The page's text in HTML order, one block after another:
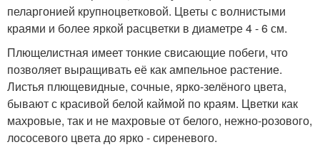
пеларгонией крупноцветковой. Цветы с волнистыми
краями и более яркой расцветки в диаметре 4 - 6 см.
Плющелистная имеет тонкие свисающие побеги, что
позволяет выращивать её как ампельное растение.
Листья плющевидные, сочные, ярко-зелёного цвета,
бывают с красивой белой каймой по краям. Цветки как
махровые, так и не махровые от белого, нежно-розового,
лососевого цвета до ярко - сиреневого.